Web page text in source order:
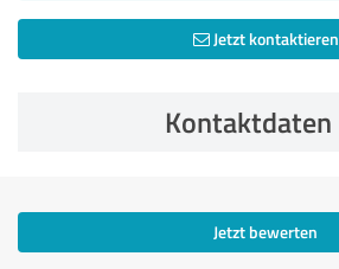
Jetzt kontaktieren
Kontaktdaten
Jetzt bewerten